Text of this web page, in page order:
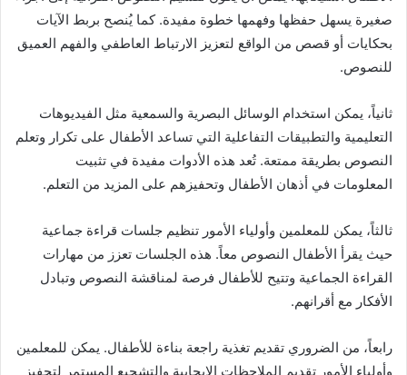
صغيرة يسهل حفظها وفهمها خطوة مفيدة. كما يُنصح بربط الآيات
بحكايات أو قصص من الواقع لتعزيز الارتباط العاطفي والفهم العميق
للنصوص.
ثانياً، يمكن استخدام الوسائل البصرية والسمعية مثل الفيديوهات
التعليمية والتطبيقات التفاعلية التي تساعد الأطفال على تكرار وتعلم
النصوص بطريقة ممتعة. تُعد هذه الأدوات مفيدة في تثبيت
المعلومات في أذهان الأطفال وتحفيزهم على المزيد من التعلم.
ثالثاً، يمكن للمعلمين وأولياء الأمور تنظيم جلسات قراءة جماعية
حيث يقرأ الأطفال النصوص معاً. هذه الجلسات تعزز من مهارات
القراءة الجماعية وتتيح للأطفال فرصة لمناقشة النصوص وتبادل
الأفكار مع أقرانهم.
رابعاً، من الضروري تقديم تغذية راجعة بناءة للأطفال. يمكن للمعلمين
وأولياء الأمور تقديم الملاحظات الإيجابية والتشجيع المستمر لتحفيز